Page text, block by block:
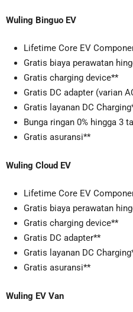
Wuling Binguo EV
Lifetime Core EV
Gratis biaya perawatan
Gratis charging device**
Gratis DC adapter (varian
Gratis layanan DC
Bunga ringan 0% hingga 3
Gratis asuransi**
Wuling Cloud EV
Lifetime Core EV
Gratis biaya perawatan
Gratis charging device**
Gratis DC adapter**
Gratis layanan DC
Gratis asuransi**
Wuling EV Van